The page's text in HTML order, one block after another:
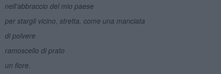
nell’abbraccio del mio paese
per stargli vicino, stretta, come una manciata
di polvere
ramoscello di prato
un fiore.